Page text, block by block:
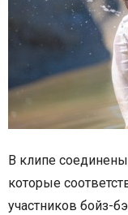
В клипе
которые
участников бойз-